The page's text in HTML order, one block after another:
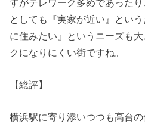
すがテレワーク多めであった
としても『実家が近い』とい
に住みたい』というニーズも
クになりにくい街ですね。
【総評】
横浜駅に寄り添いつつも高台